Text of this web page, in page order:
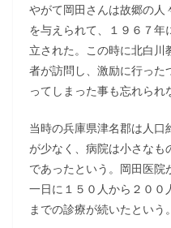
やがて岡田さんは故郷の人
を与えられて、１９６７
立された。この時に北白
者が訪問し、激励に行った
ってしまった事も忘れられ
当時の兵庫県津名郡は人
が少なく、病院は小さなも
であったという。岡田医
一日に１５０人から２０
までの診療が続いたという。